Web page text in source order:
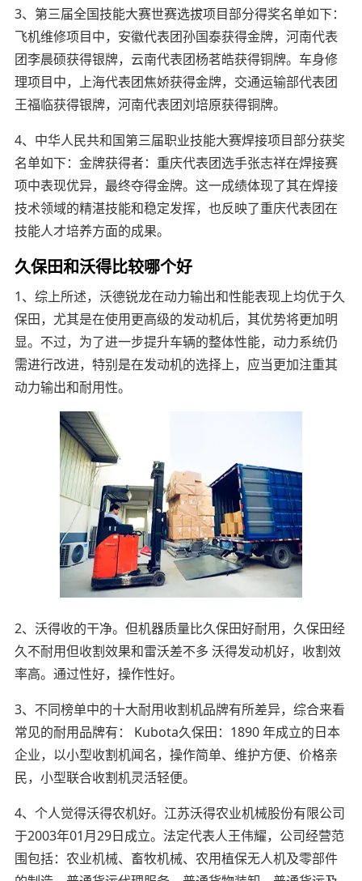
3、第三届全国技能大赛世赛选拔项目部分得奖名单如下：
飞机维修项目中，安徽代表团孙国泰获得金牌，河南代表
团李晨硕获得银牌，云南代表团杨茗皓获得铜牌。车身修
理项目中，上海代表团焦娇获得金牌，交通运输部代表团
王福临获得银牌，河南代表团刘培原获得铜牌。
4、中华人民共和国第三届职业技能大赛焊接项目部分获奖
名单如下：金牌获得者：重庆代表团选手张志祥在焊接赛
项中表现优异，最终夺得金牌。这一成绩体现了其在焊接
技术领域的精湛技能和稳定发挥，也反映了重庆代表团在
技能人才培养方面的成果。
久保田和沃得比较哪个好
1、综上所述，沃德锐龙在动力输出和性能表现上均优于久
保田，尤其是在使用更高级的发动机后，其优势将更加明
显。不过，为了进一步提升车辆的整体性能，动力系统仍
需进行改进，特别是在发动机的选择上，应当更加注重其
动力输出和耐用性。
2、沃得收的干净。但机器质量比久保田好耐用，久保田经
久不耐用但收割效果和雷沃差不多 沃得发动机好，收割效
率高。通过性好，操作性好。
3、不同榜单中的十大耐用收割机品牌有所差异，综合来看
常见的耐用品牌有： Kubota久保田：1890 年成立的日本
企业，以小型收割机闻名，操作简单、维护方便、价格亲
民，小型联合收割机灵活轻便。
4、个人觉得沃得农机好。江苏沃得农业机械股份有限公司
于2003年01月29日成立。法定代表人王伟耀，公司经营范
围包括：农业机械、畜牧机械、农用植保无人机及零部件